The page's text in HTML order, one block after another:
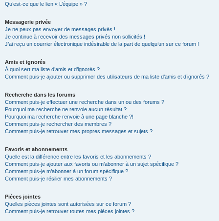
Qu’est-ce que le lien « L’équipe » ?
Messagerie privée
Je ne peux pas envoyer de messages privés !
Je continue à recevoir des messages privés non sollicités !
J’ai reçu un courrier électronique indésirable de la part de quelqu’un sur ce forum !
Amis et ignorés
À quoi sert ma liste d’amis et d’ignorés ?
Comment puis-je ajouter ou supprimer des utilisateurs de ma liste d’amis et d’ignorés ?
Recherche dans les forums
Comment puis-je effectuer une recherche dans un ou des forums ?
Pourquoi ma recherche ne renvoie aucun résultat ?
Pourquoi ma recherche renvoie à une page blanche ?!
Comment puis-je rechercher des membres ?
Comment puis-je retrouver mes propres messages et sujets ?
Favoris et abonnements
Quelle est la différence entre les favoris et les abonnements ?
Comment puis-je ajouter aux favoris ou m’abonner à un sujet spécifique ?
Comment puis-je m’abonner à un forum spécifique ?
Comment puis-je résilier mes abonnements ?
Pièces jointes
Quelles pièces jointes sont autorisées sur ce forum ?
Comment puis-je retrouver toutes mes pièces jointes ?